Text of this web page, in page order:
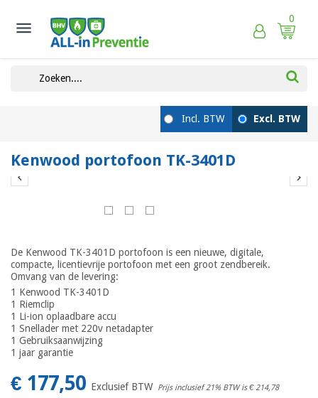
 0
Kenwood portofoon TK-3401D
 
De Kenwood TK-3401D portofoon is een nieuwe, digitale,
compacte, licentievrije portofoon met een groot zendbereik.
Omvang van de levering:
1 Kenwood TK-3401D
1 Riemclip
1 Li-ion oplaadbare accu
1 Snellader met 220v netadapter
1 Gebruiksaanwijzing
1 jaar garantie
€ 177,50 Exclusief BTW Prijs inclusief 21% BTW is€ 214,78